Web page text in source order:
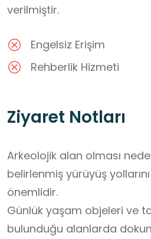
verilmiştir.
Engelsiz Erişim
Rehberlik Hizmeti
Ziyaret Notları
Arkeolojik alan olması
belirlenmiş yürüyüş
önemlidir.
Günlük yaşam objeleri ve
bulunduğu alanlarda